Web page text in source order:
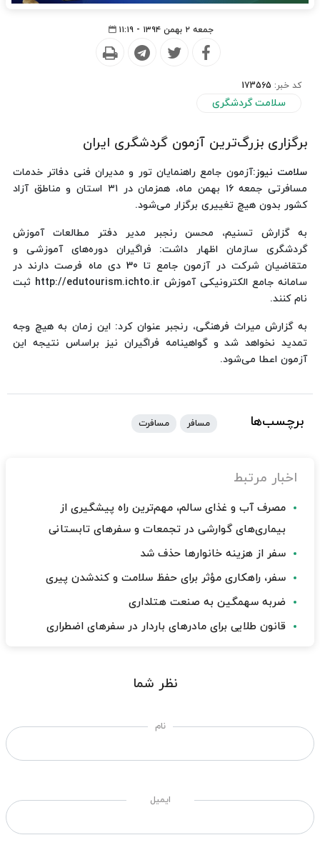
جمعه ۲ بهمن ۱۳۹۴ - ۱۱:۱۹
کد خبر: 173565
سلامت گردشگری
برگزاری بزرگ‌ترین آزمون گردشگری ایران
سلامت نیوز:آزمون جامع راهنمایان تور و مدیران فنی دفاتر خدمات
مسافرتی جمعه ۱۶ بهمن ماه، همزمان در ۳۱ استان و مناطق آزاد
کشور بدون هیچ تغییری برگزار می‌شود.
به گزارش تسنیم، محسن رنجبر مدیر دفتر مطالعات آموزش
گردشگری سازمان اظهار داشت: فراگیران دوره‌های آموزشی و
متقاضیان شرکت در آزمون جامع تا 30 دی ماه فرصت دارند در
سامانه جامع الکترونیکی آموزش http://edutourism.ichto.ir ثبت
نام کنند.
به گزارش میراث فرهنگی، رنجبر عنوان کرد: این زمان به هیچ وجه
تمدید نخواهد شد و گواهینامه فراگیران نیز براساس نتیجه این
آزمون اعطا می‌شود.
برچسب‌ها مسافر مسافرت
اخبار مرتبط
مصرف آب و غذای سالم، مهم‌ترین راه پیشگیری از
بیماری‌های گوارشی در تجمعات و سفرهای تابستانی
سفر از هزینه خانوارها حذف شد
سفر، راهکاری مؤثر برای حفظ سلامت و کندشدن پیری
ضربه سهمگین به صنعت هتلداری
قانون طلایی برای مادرهای باردار در سفرهای اضطراری
نظر شما
نام
ایمیل